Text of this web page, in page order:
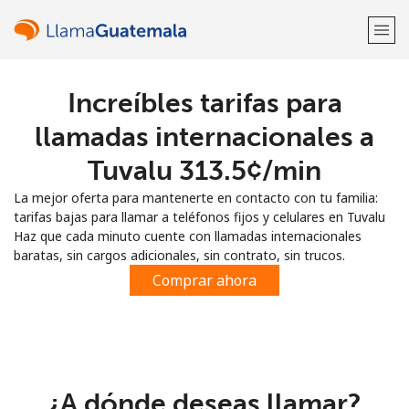
¡Bienvenido!
Regístrate con
Increíbles tarifas para
llamadas internacionales a
Tuvalu ⁦313.5¢⁩/min
La mejor oferta para mantenerte en contacto con tu familia:
tarifas bajas para llamar a teléfonos fijos y celulares en Tuvalu
Haz que cada minuto cuente con llamadas internacionales
baratas, sin cargos adicionales, sin contrato, sin trucos.
Comprar ahora